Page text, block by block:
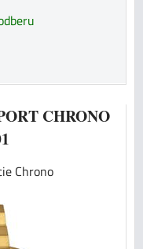
CHRONO
Chrono